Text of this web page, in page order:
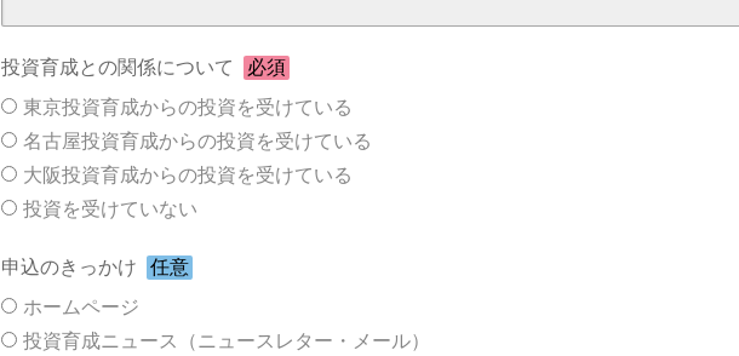
投資育成との関係について
必須
東京投資育成からの投資を受けている
名古屋投資育成からの投資を受けている
大阪投資育成からの投資を受けている
投資を受けていない
申込のきっかけ
任意
ホームページ
投資育成ニュース（ニュースレター・メール）